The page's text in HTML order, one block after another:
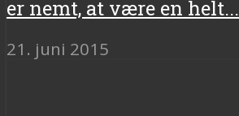
er nemt, at være en helt...
21. juni 2015